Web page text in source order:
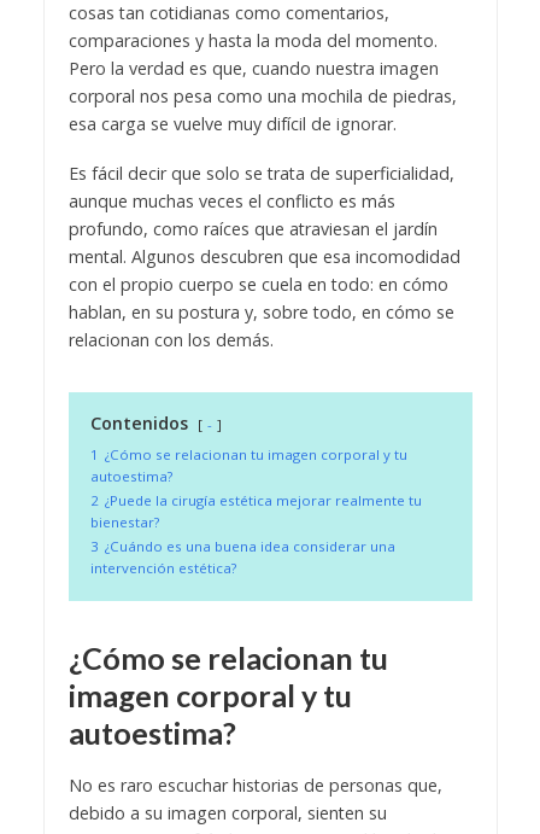
cosas tan cotidianas como comentarios,
comparaciones y hasta la moda del momento.
Pero la verdad es que, cuando nuestra imagen
corporal nos pesa como una mochila de piedras,
esa carga se vuelve muy difícil de ignorar.
Es fácil decir que solo se trata de superficialidad,
aunque muchas veces el conflicto es más
profundo, como raíces que atraviesan el jardín
mental. Algunos descubren que esa incomodidad
con el propio cuerpo se cuela en todo: en cómo
hablan, en su postura y, sobre todo, en cómo se
relacionan con los demás.
Contenidos
-
1 ¿Cómo se relacionan tu imagen corporal y tu
autoestima?
2 ¿Puede la cirugía estética mejorar realmente tu
bienestar?
3 ¿Cuándo es una buena idea considerar una
intervención estética?
¿Cómo se relacionan tu
imagen corporal y tu
autoestima?
No es raro escuchar historias de personas que,
debido a su imagen corporal, sienten su